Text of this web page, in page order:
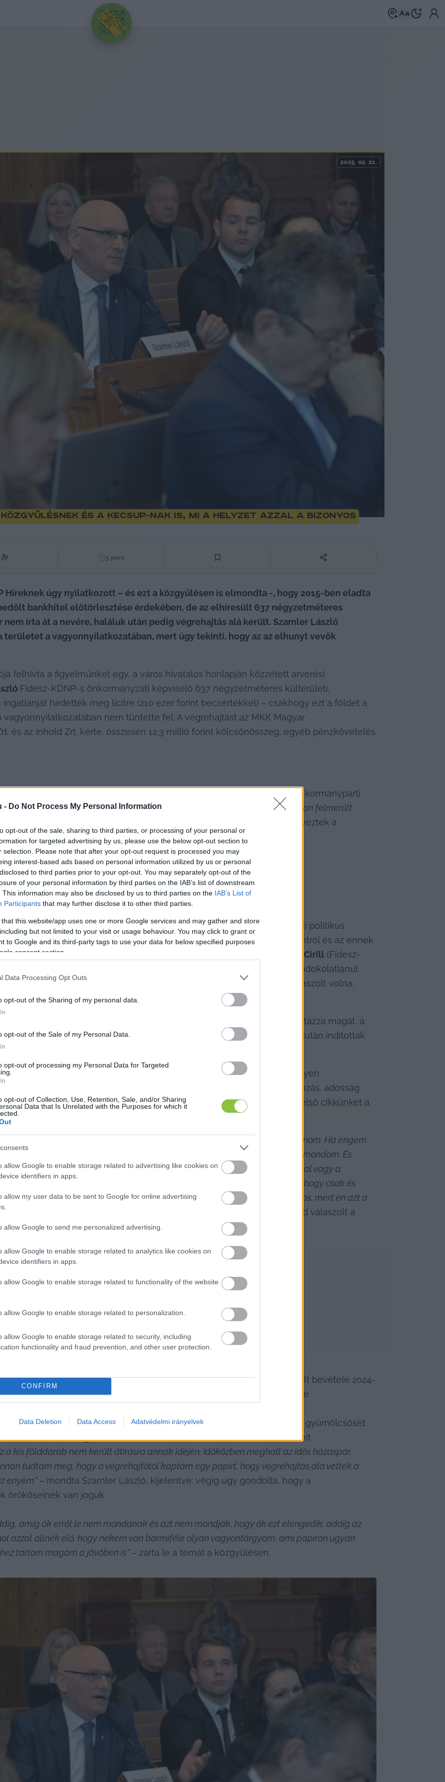
- Do Not Process My Personal Information
opt-out of the sale, sharing to third parties, or processing of your personal or
for targeted advertising by us, please use the below opt-out section to
selection. Please note that after your opt-out request is processed you may
interest-based ads based on personal information utilized by us or personal
to third parties prior to your opt-out. You may separately opt-out of the
of your personal information by third parties on the IAB’s list of downstream
This information may also be disclosed by us to third parties on the IAB’s List of
Participants that may further disclose it to other third parties.
that this website/app uses one or more Google services and may gather and store
but not limited to your visit or usage behaviour. You may click to grant or
to Google and its third-party tags to use your data for below specified purposes
consent section.
Data Processing Opt Outs
opt-out of the Sharing of my personal data.
opt-out of the Sale of my Personal Data.
opt-out of processing my Personal Data for Targeted
opt-out of Collection, Use, Retention, Sale, and/or Sharing
Data that Is Unrelated with the Purposes for which it
allow Google to enable storage related to advertising like cookies on
identifiers in apps.
allow my user data to be sent to Google for online advertising
allow Google to send me personalized advertising.
allow Google to enable storage related to analytics like cookies on
identifiers in apps.
allow Google to enable storage related to functionality of the website
allow Google to enable storage related to personalization.
allow Google to enable storage related to security, including
functionality and fraud prevention, and other user protection.
CONFIRM
Data Deletion Data Access Adatvédelmi irányelvek
HIRDETÉS
2025. 02. 21.
és a KecsUP-nak is, mi a helyzet azzal a bizonyos
5perc
Híreknek úgy nyilatkozott – és ezt a közgyűlésen is elmondta -, hogy 2015-ben eladta
bankhitel előtörlesztése érdekében, de az elhíresült 637 négyzetméteres
nem írta át a nevére, haláluk után pedig végrehajtás alá került. Szamler László
a vagyonnyilatkozatában, mert úgy tekinti, hogy az az elhunyt vevők
felhívta a figyelmünket egy, a város hivatalos honlapján közzétett árverési
Fidesz-KDNP-s önkormányzati képviselő 637 négyzetméteres külterületi,
hirdették meg licitre (210 ezer forint becsértékkel) – csakhogy ezt a földet a
nem tüntette fel. A végrehajtást az MKK Magyar
és az Inhold Zrt. kérte, összesen 12,3 millió forint kölcsönösszeg, egyéb pénzkövetelés
közgyűlési frakciója február 5-én nyílt levelet tett közzé, felszólítva a kormánypárti
adjon számot a nyilvánosságnak a vagyoni helyzetével kapcsolatban felmerült
választ, február 12-én
, vagyonnyilatkozati eljárást kezdeményeztek a
előkerült annak kapcsán, hogy Siposné Bodrozsán Alexandra
ellenzéki politikus
vagyonnyilatkozatok nyilvánosságra hozatalát. Az erről a napirendi pontról és az ennek
cikkünk itt olvasható Leviczky Cirill (Fidesz-
frakciótársainak nincs takargatnivalója, és szerinte Szamler Lászlót indokolatlanul
a Szövetség megkereste és megkérdezte volna képviselőtársát, válaszolt volna,
levélben kezdeményezett ellene vizsgálatot.
jelezte, hogy igenis küldtek Szamler Lászlónak megkeresést, hogy tisztázza magát, a
a személyes és a hivatalos e-mail fiókjában egyaránt, és csak ezután indítottak
28-án emailben megkereste Szamler Lászlót három, szerintünk könnyen
tüntette fel vagyonnyilatkozataiban az érintett ingatlant, milyen tartozás, adósság
van-e jelenleg? -, egy hétig nem kaptunk választ, akkor írtuk meg
első cikkünket a
és a médián keresztül feltett kérdésekre nekem nem kell válaszolnom. Ha engem
akár a bizottsági üléseken, a folyosón, hogy te figyelj, ez hogy volt, én elmondom. És
előtt is, bármi olyan kérdés felmerül, amely akár a vagyonnyilatkozatommal vagy a
kaptam nyílt levelet. Egy provokáció. És innentől kezdve úgy döntöttem, hogy csak és
hajlandó bármiféle olyan kérdésére válaszolni, ami ezzel kapcsolatos, mert én azt a
a kérdésben eljárjon”
– fejtette ki Szamler László a közgyűlésen. Majd válaszolt a
azért nem írta bele a legújabb vagyonnyilatkozatába, mert nem volt bevétele 2024-
vállalkozását nem hajlandó visszaadni, mert nincs ilyen kötelezettsége.
a következő magyarázatot adta: 2015 előtt az összes matkópusztai gyümölcsösét
akkoriban bedőlt egy bankhitele, és a földeladásból származó bevételeit
a kis földdarab nem került átírásra annak idején. Időközben meghalt az idős házaspár,
tudtam meg, hogy a végrehajtótól kaptam egy papírt, hogy végrehajtás alá vették a
enyém” – mondta Szamler László, kijelentve: végig úgy gondolta, hogy a
örököseinek van joguk.
amíg ők erről le nem mondanak és azt nem mondják, hogy ők ezt elengedik, addig az
azzal állnék elő, hogy nekem van bármiféle olyan vagyontárgyam, ami papíron ugyan
tartom magam a jövőben is” – zárta le a témát a közgyűlésen.